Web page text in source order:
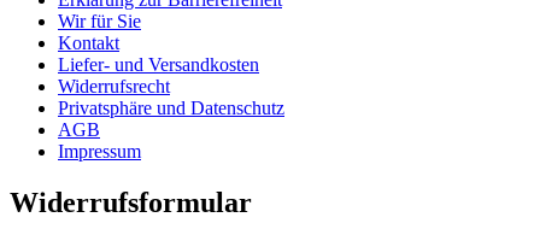
Wir für Sie
Kontakt
Liefer- und Versandkosten
Widerrufsrecht
Privatsphäre und Datenschutz
AGB
Impressum
Widerrufsformular